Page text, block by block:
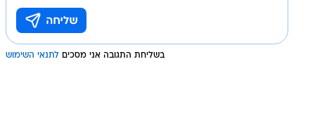
בשליחת התגובה אני מסכים לתנאי השימוש